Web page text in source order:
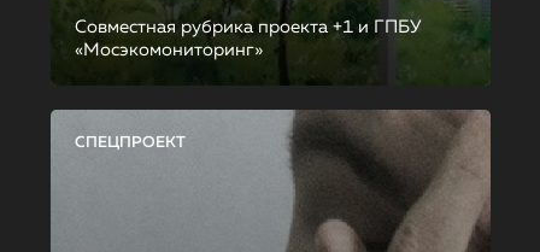
Совместная рубрика проекта +1 и ГПБУ
«Мосэкомониторинг»
СПЕЦПРОЕКТ